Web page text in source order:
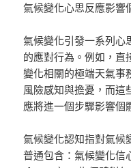
氣候變化心思反應影響
氣候變化引發一系列心
的應對行為。例如，直
變化相關的極端天氣事
風險感知與擔憂，而這
應將進一個步驟影響個
氣候變化認知指對氣候
普通包含：氣候變化